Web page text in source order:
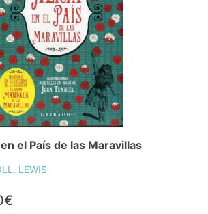
el País de las Maravillas
LEWIS